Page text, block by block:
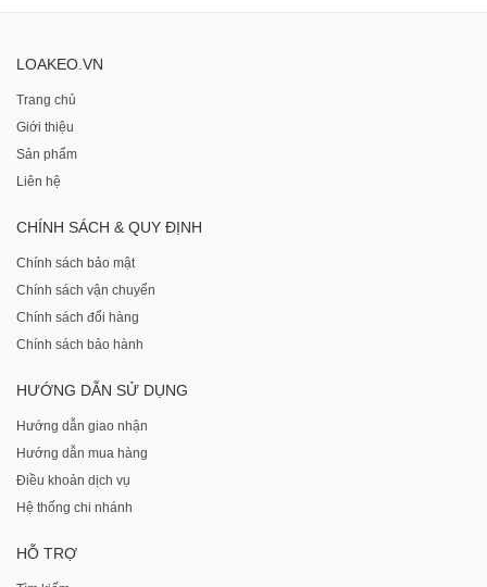
LOAKEO.VN
Trang chủ
Giới thiệu
Sản phẩm
Liên hệ
CHÍNH SÁCH & QUY ĐỊNH
Chính sách bảo mật
Chính sách vận chuyển
Chính sách đổi hàng
Chính sách bảo hành
HƯỚNG DẪN SỬ DỤNG
Hướng dẫn giao nhận
Hướng dẫn mua hàng
Điều khoản dịch vụ
Hệ thống chi nhánh
HỖ TRỢ